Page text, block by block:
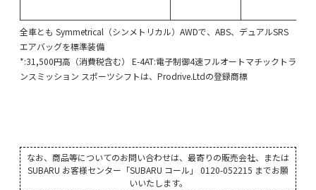
全車とも Symmetrical（シンメトリカル）AWDで、ABS、デュアルSRS
エアバッグを標準装備
*:31,500円高（消費税含む） E-4AT:電子制御4速フルオートマチックトラ
ンスミッション スポーツシフトは、Prodrive.Ltdの登録商標
なお、商品等についてのお問い合わせは、最寄りの販売会社、または
SUBARU お客様センター「SUBARU コール」 0120-052215 までお願
いいたします。